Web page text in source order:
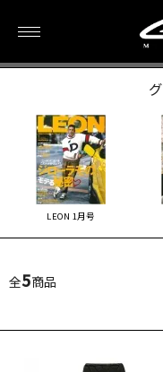
LEON 1月号
全5商品